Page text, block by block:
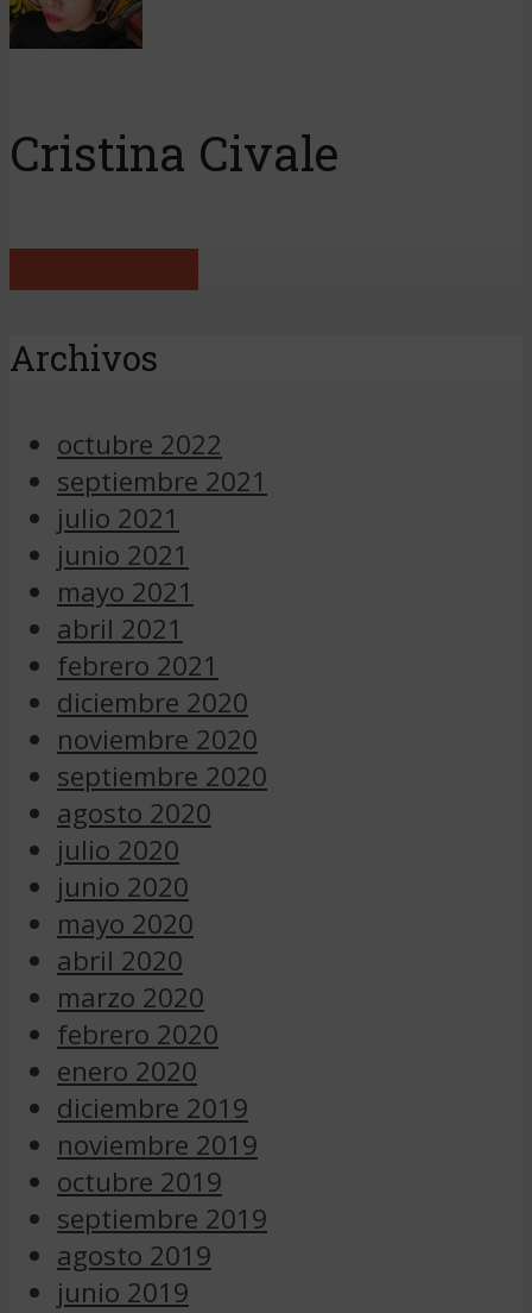
Cristina Civale
Archivos
octubre 2022
septiembre 2021
julio 2021
junio 2021
mayo 2021
abril 2021
febrero 2021
diciembre 2020
noviembre 2020
septiembre 2020
agosto 2020
julio 2020
junio 2020
mayo 2020
abril 2020
marzo 2020
febrero 2020
enero 2020
diciembre 2019
noviembre 2019
octubre 2019
septiembre 2019
agosto 2019
junio 2019